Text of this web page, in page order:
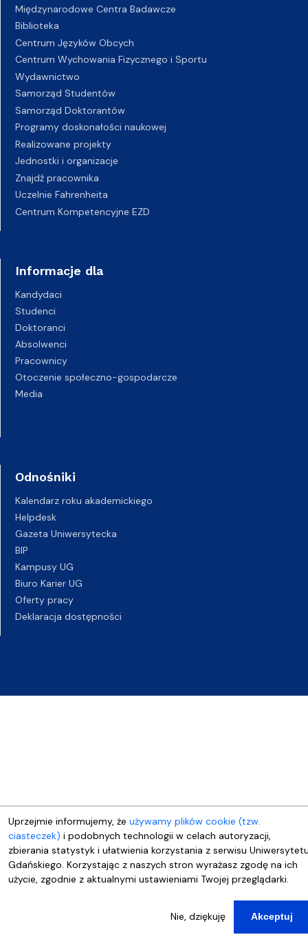
Uprzejmie informujemy, że używamy plików cookie (tzw.
ciasteczek) i podobnych technologii w celach autoryzacji,
zbierania statystyk i ułatwienia korzystania z serwisu
Gdańskiego. Korzystając z naszych stron wyrażasz zgodę na ich
użycie, zgodnie z aktualnymi ustawieniami Twojej przeglądarki.
Nie, dziękuję Akceptuj
Międzynarodowe Centra Badawcze
Biblioteka
Centrum Języków Obcych
Centrum Wychowania Fizycznego i Sportu
Wydawnictwo
Samorząd Studentów
Samorząd Doktorantów
Programy doskonałości naukowej
Realizowane projekty
Jednostki i organizacje
Znajdź pracownika
Uczelnie Fahrenheita
Centrum Kompetencyjne EZD
Informacje dla
Kandydaci
Studenci
Doktoranci
Absolwenci
Pracownicy
Otoczenie społeczno-gospodarcze
Media
Odnośniki
Kalendarz roku akademickiego
Helpdesk
Gazeta Uniwersytecka
BIP
Kampusy UG
Biuro Karier UG
Oferty pracy
Deklaracja dostępności